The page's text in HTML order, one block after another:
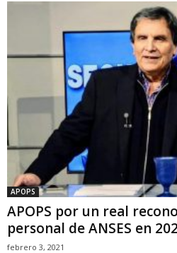
APOPS
APOPS por un real
personal de ANSES en
febrero 3, 2021